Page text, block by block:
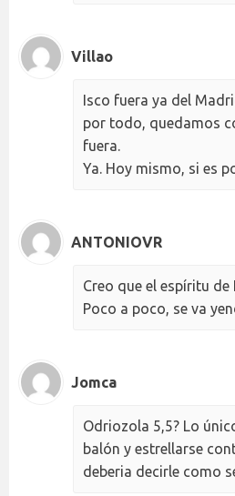
Villao
Isco fuera ya del
por todo, quedamos
fuera.
Ya. Hoy mismo, si es
ANTONIOVR
Creo que el espíritu de
Poco a poco, se va
Jomca
Odriozola 5,5? Lo
balón y estrellarse
deberia decirle como